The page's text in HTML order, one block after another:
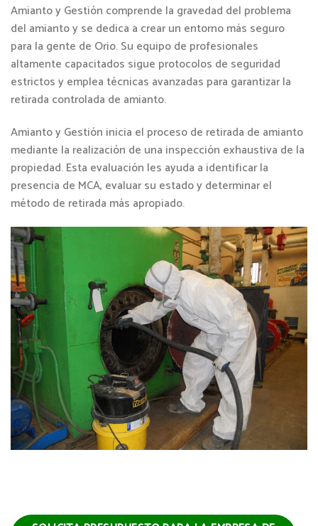
Amianto y Gestión comprende la gravedad del problema
del amianto y se dedica a crear un entorno más seguro
para la gente de Orio. Su equipo de profesionales
altamente capacitados sigue protocolos de seguridad
estrictos y emplea técnicas avanzadas para garantizar la
retirada controlada de amianto.
Amianto y Gestión inicia el proceso de retirada de amianto
mediante la realización de una inspección exhaustiva de la
propiedad. Esta evaluación les ayuda a identificar la
presencia de MCA, evaluar su estado y determinar el
método de retirada más apropiado.